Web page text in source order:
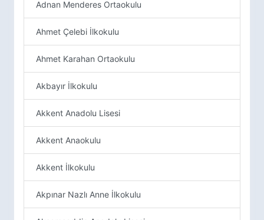
Adnan Menderes Ortaokulu
Ahmet Çelebi İlkokulu
Ahmet Karahan Ortaokulu
Akbayır İlkokulu
Akkent Anadolu Lisesi
Akkent Anaokulu
Akkent İlkokulu
Akpınar Nazlı Anne İlkokulu